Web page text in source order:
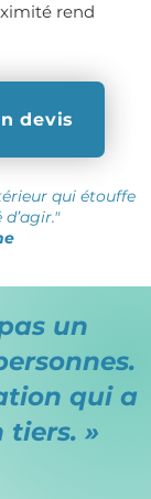
rend
devis
qui étouffe
un
qui a
tiers. »